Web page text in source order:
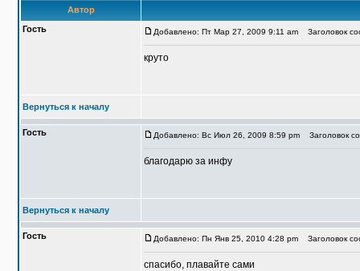
Автор
Гость
Добавлено: Пт Мар 27, 2009 9:11 am Заголовок
круто
Вернуться к началу
Гость Добавлено: Вс Июл 26, 2009 8:59 pm Заголовок
благодарю за инфу
Вернуться к началу
Гость Добавлено: Пн Янв 25, 2010 4:28 pm Заголовок
спасибо, плавайте сами